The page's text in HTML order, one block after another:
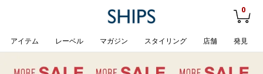
0
アイテム レーベル マガジン スタイリング 店舗 発見